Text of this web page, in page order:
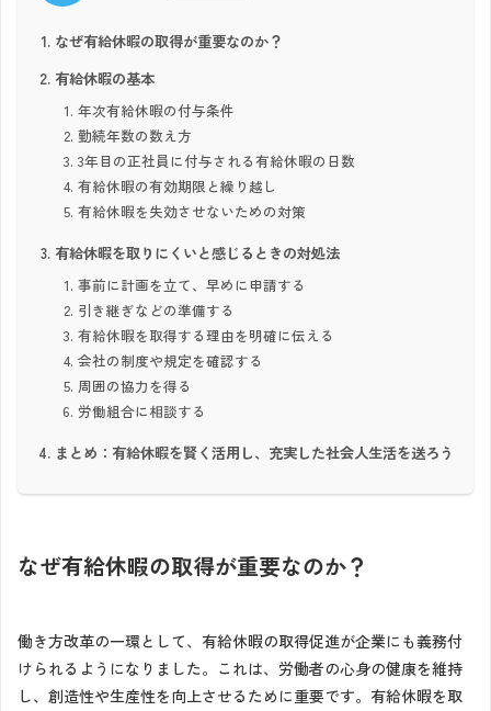
なぜ有給休暇の取得が重要なのか？
有給休暇の基本
年次有給休暇の付与条件
勤続年数の数え方
3年目の正社員に付与される有給休暇の日数
有給休暇の有効期限と繰り越し
有給休暇を失効させないための対策
有給休暇を取りにくいと感じるときの対処法
事前に計画を立て、早めに申請する
引き継ぎなどの準備する
有給休暇を取得する理由を明確に伝える
会社の制度や規定を確認する
周囲の協力を得る
労働組合に相談する
まとめ：有給休暇を賢く活用し、充実した社会人生活を送ろう
なぜ有給休暇の取得が重要なのか？
働き方改革の一環として、有給休暇の取得促進が企業にも義務付
けられるようになりました。これは、労働者の心身の健康を維持
し、創造性や生産性を向上させるために重要です。有給休暇を取